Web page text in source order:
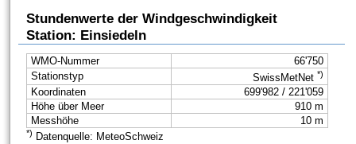
Stundenwerte der Windgeschwindigkeit
Station: Einsiedeln
WMO-Nummer
66'750
Stationstyp
SwissMetNet *)
Koordinaten
699'982 / 221'059
Höhe über Meer
910 m
Messhöhe
10 m
*) Datenquelle: MeteoSchweiz